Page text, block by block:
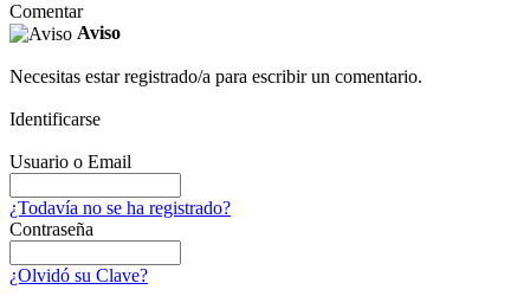
Comentar
Aviso
Necesitas estar registrado/a para escribir un comentario.
Identificarse
Usuario o Email
¿Todavía no se ha registrado?
Contraseña
¿Olvidó su Clave?